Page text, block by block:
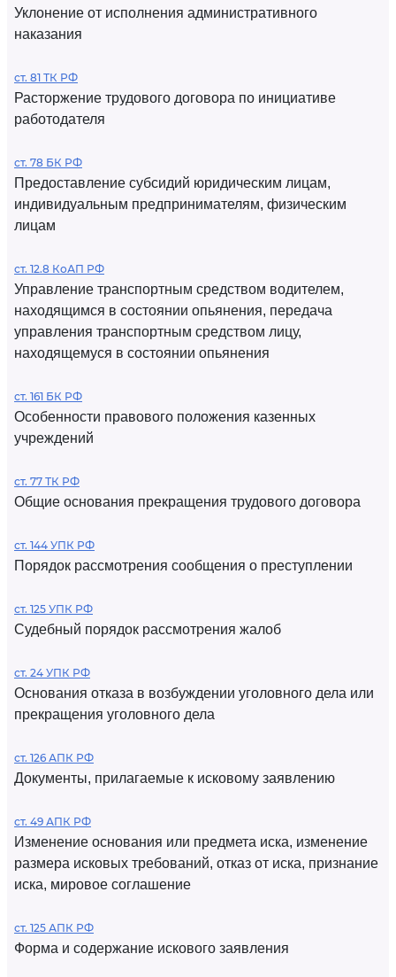
Уклонение от исполнения административного
наказания
ст. 81 ТК РФ
Расторжение трудового договора по инициативе
работодателя
ст. 78 БК РФ
Предоставление субсидий юридическим лицам,
индивидуальным предпринимателям, физическим
лицам
ст. 12.8 КоАП РФ
Управление транспортным средством водителем,
находящимся в состоянии опьянения, передача
управления транспортным средством лицу,
находящемуся в состоянии опьянения
ст. 161 БК РФ
Особенности правового положения казенных
учреждений
ст. 77 ТК РФ
Общие основания прекращения трудового договора
ст. 144 УПК РФ
Порядок рассмотрения сообщения о преступлении
ст. 125 УПК РФ
Судебный порядок рассмотрения жалоб
ст. 24 УПК РФ
Основания отказа в возбуждении уголовного дела или
прекращения уголовного дела
ст. 126 АПК РФ
Документы, прилагаемые к исковому заявлению
ст. 49 АПК РФ
Изменение основания или предмета иска, изменение
размера исковых требований, отказ от иска, признание
иска, мировое соглашение
ст. 125 АПК РФ
Форма и содержание искового заявления